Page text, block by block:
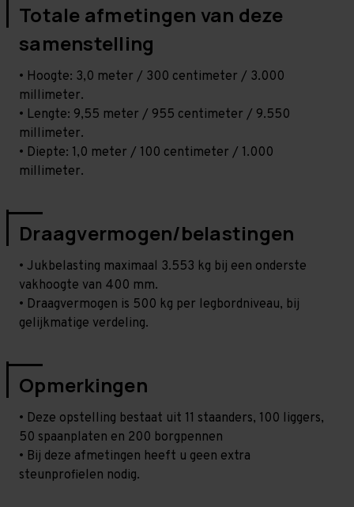
Totale afmetingen van deze
samenstelling
• Hoogte: 3,0 meter / 300 centimeter / 3.000
millimeter.
• Lengte: 9,55 meter / 955 centimeter / 9.550
millimeter.
• Diepte: 1,0 meter / 100 centimeter / 1.000
millimeter.
Draagvermogen/belastingen
• Jukbelasting maximaal 3.553 kg bij een onderste
vakhoogte van 400 mm.
• Draagvermogen is 500 kg per legbordniveau, bij
gelijkmatige verdeling.
Opmerkingen
• Deze opstelling bestaat uit 11 staanders, 100 liggers,
50 spaanplaten en 200 borgpennen
• Bij deze afmetingen heeft u geen extra
steunprofielen nodig.